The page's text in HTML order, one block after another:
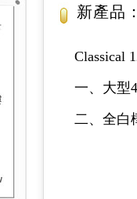
新產品
Classical
一、大型
二、全白